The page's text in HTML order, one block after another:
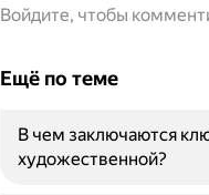
Войдите, чтобы
Ещё по теме
В чем заключаются
художественной?